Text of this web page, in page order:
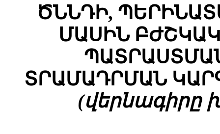
ԾՆՆԴԻ,
ՄԱՍԻՆ
ՏՐԱՄԱԴՐՄԱՆ
(վերնագիրը